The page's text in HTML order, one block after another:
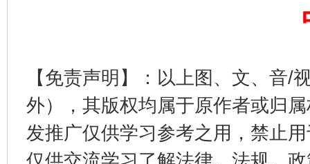
【免责声明】：以上图、文、音/
外），其版权均属于原作者或归
发推广仅供学习参考之用，禁止
东山县通报“牛蛙产品抗生素超标问题” 法